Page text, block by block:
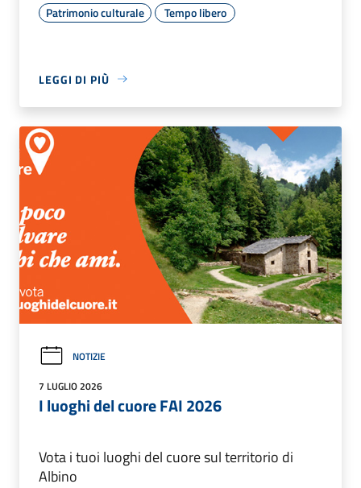
Patrimonio culturale
Tempo libero
LEGGI DI PIÙ
NOTIZIE
7 LUGLIO 2026
I luoghi del cuore FAI 2026
Vota i tuoi luoghi del cuore sul territorio di
Albino